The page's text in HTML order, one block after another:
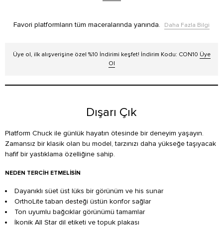
Favori platformların tüm maceralarında yanında. Daha Fazla Bilgi
Üye ol, ilk alışverişine özel %10 İndirimi keşfet! İndirim Kodu: CON10 Üye
Ol
Dışarı Çık
Platform Chuck ile günlük hayatın ötesinde bir deneyim yaşayın.
Zamansız bir klasik olan bu model, tarzınızı daha yükseğe taşıyacak
hafif bir yastıklama özelliğine sahip.
NEDEN TERCIH ETMELISIN
Dayanıklı süet üst lüks bir görünüm ve his sunar
OrthoLite taban desteği üstün konfor sağlar
Ton uyumlu bağcıklar görünümü tamamlar
İkonik All Star dil etiketi ve topuk plakası